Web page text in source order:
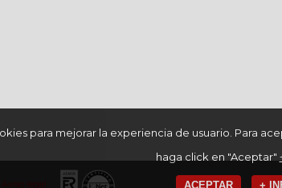
para mejorar la experiencia de usuario. Para
haga click en "Aceptar"
ACEPTAR +